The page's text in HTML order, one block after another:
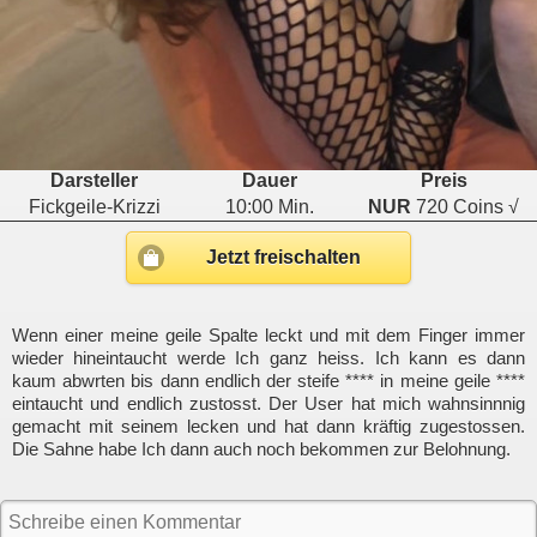
Darsteller Dauer
Preis
Fickgeile-Krizzi
10:00 Min. NUR 720 Coins √
Jetzt freischalten
Wenn einer meine geile Spalte leckt und mit dem Finger immer
wieder hineintaucht werde Ich ganz heiss. Ich kann es dann
kaum abwrten bis dann endlich der steife **** in meine geile ****
eintaucht und endlich zustosst. Der User hat mich wahnsinnnig
gemacht mit seinem lecken und hat dann kräftig zugestossen.
Die Sahne habe Ich dann auch noch bekommen zur Belohnung.